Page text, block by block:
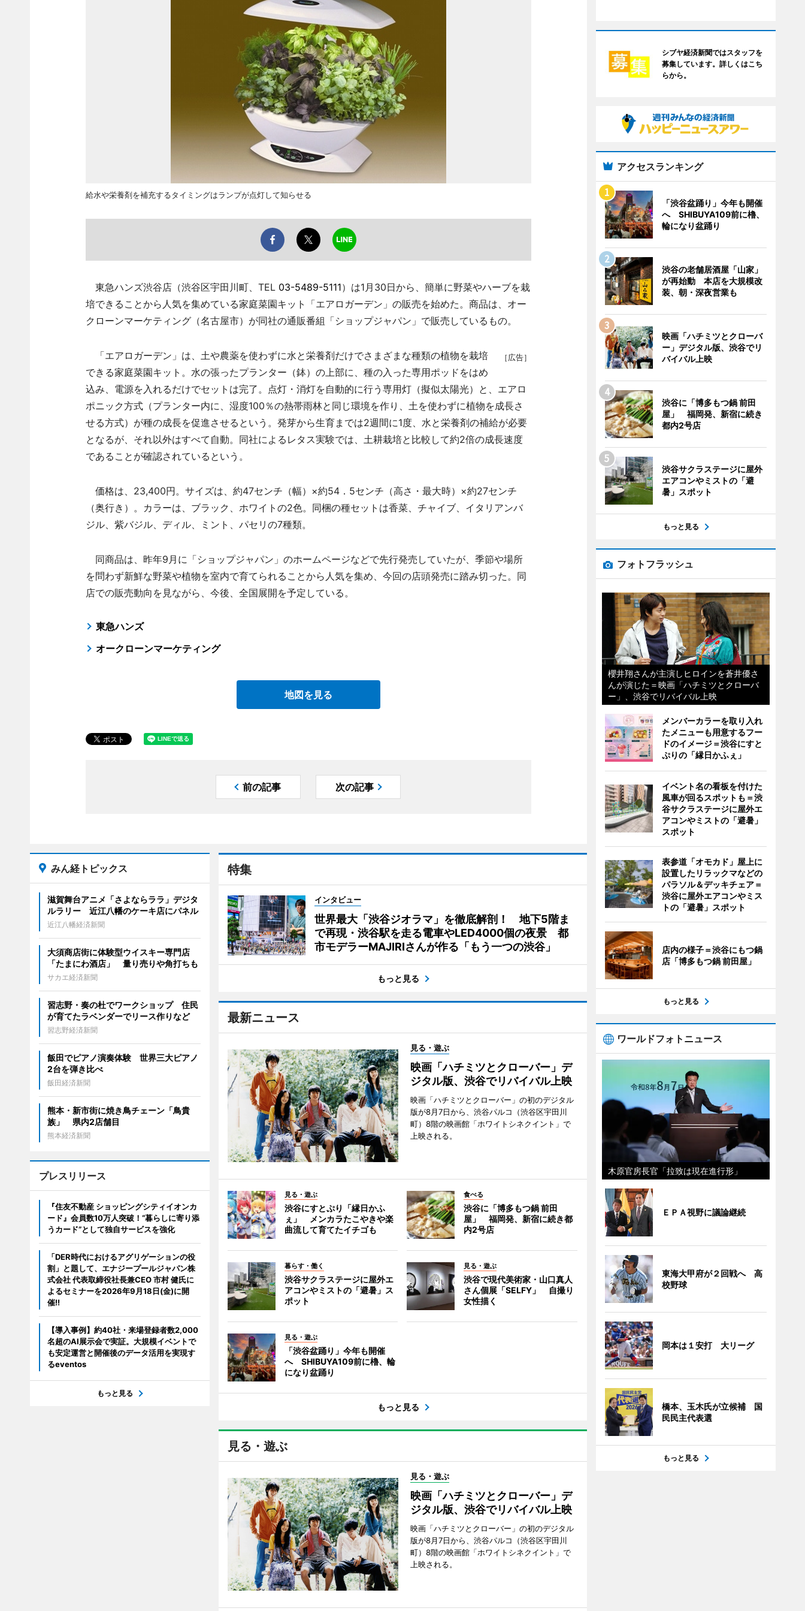
給水や栄養剤を補充するタイミングはランプが点灯して知らせる
東急ハンズ渋谷店（渋谷区宇田川町、TEL 03-5489-5111）は1月30日から、簡単に野菜やハーブを栽
培できることから人気を集めている家庭菜園キット「エアロガーデン」の販売を始めた。商品は、オー
クローンマーケティング（名古屋市）が同社の通販番組「ショップジャパン」で販売しているもの。
［広告］
「エアロガーデン」は、土や農薬を使わずに水と栄養剤だけでさまざまな種類の植物を栽培
できる家庭菜園キット。水の張ったプランター（鉢）の上部に、種の入った専用ポッドをはめ
込み、電源を入れるだけでセットは完了。点灯・消灯を自動的に行う専用灯（擬似太陽光）と、エアロ
ポニック方式（プランター内に、湿度100％の熱帯雨林と同じ環境を作り、土を使わずに植物を成長さ
せる方式）が種の成長を促進させるという。発芽から生育までは2週間に1度、水と栄養剤の補給が必要
となるが、それ以外はすべて自動。同社によるレタス実験では、土耕栽培と比較して約2倍の成長速度
であることが確認されているという。
価格は、23,400円。サイズは、約47センチ（幅）×約54．5センチ（高さ・最大時）×約27センチ
（奥行き）。カラーは、ブラック、ホワイトの2色。同梱の種セットは香菜、チャイブ、イタリアンバ
ジル、紫バジル、ディル、ミント、パセリの7種類。
同商品は、昨年9月に「ショップジャパン」のホームページなどで先行発売していたが、季節や場所
を問わず新鮮な野菜や植物を室内で育てられることから人気を集め、今回の店頭発売に踏み切った。同
店での販売動向を見ながら、今後、全国展開を予定している。
東急ハンズ
オークローンマーケティング
地図を見る
前の記事 次の記事
特集
インタビュー
世界最大「渋谷ジオラマ」を徹底解剖！ 地下5階ま
で再現・渋谷駅を走る電車やLED4000個の夜景 都
市モデラーMAJIRIさんが作る「もう一つの渋谷」
もっと見る
最新ニュース
見る・遊ぶ
映画「ハチミツとクローバー」デ
ジタル版、渋谷でリバイバル上映
映画「ハチミツとクローバー」の初のデジタル
版が8月7日から、渋谷パルコ（渋谷区宇田川
町）8階の映画館「ホワイトシネクイント」で
上映される。
見る・遊ぶ
渋谷にすとぷり「縁日かふ
ぇ」 メンカラたこやきや楽
曲流して育てたイチゴも
食べる
渋谷に「博多もつ鍋 前田
屋」 福岡発、新宿に続き都
内2号店
暮らす・働く
渋谷サクラステージに屋外エ
アコンやミストの「避暑」ス
ポット
見る・遊ぶ
渋谷で現代美術家・山口真人
さん個展「SELFY」 自撮り
女性描く
見る・遊ぶ
「渋谷盆踊り」今年も開催
へ SHIBUYA109前に櫓、輪
になり盆踊り
もっと見る
見る・遊ぶ
見る・遊ぶ
映画「ハチミツとクローバー」デ
ジタル版、渋谷でリバイバル上映
映画「ハチミツとクローバー」の初のデジタル
版が8月7日から、渋谷パルコ（渋谷区宇田川
町）8階の映画館「ホワイトシネクイント」で
上映される。
みん経トピックス
滋賀舞台アニメ「さよならララ」デジタ
ルラリー 近江八幡のケーキ店にパネル
近江八幡経済新聞
大須商店街に体験型ウイスキー専門店
「たまにわ酒店」 量り売りや角打ちも
サカエ経済新聞
習志野・奏の杜でワークショップ 住民
が育てたラベンダーでリース作りなど
習志野経済新聞
飯田でピアノ演奏体験 世界三大ピアノ
2台を弾き比べ
飯田経済新聞
熊本・新市街に焼き鳥チェーン「鳥貴
族」 県内2店舗目
熊本経済新聞
プレスリリース
『住友不動産 ショッピングシティイオンカ
ード』会員数10万人突破！“暮らしに寄り添
うカード”として独自サービスを強化
「DER時代におけるアグリゲーションの役
割」と題して、エナジープールジャパン株
式会社 代表取締役社長兼CEO 市村 健氏に
よるセミナーを2026年9月18日(金)に開
催!!
【導入事例】約40社・来場登録者数2,000
名超のAI展示会で実証。大規模イベントで
も安定運営と開催後のデータ活用を実現す
るeventos
もっと見る
シブヤ経済新聞ではスタッフを
募集しています。詳しくはこち
らから。
アクセスランキング
「渋谷盆踊り」今年も開催
へ SHIBUYA109前に櫓、
輪になり盆踊り
渋谷の老舗居酒屋「山家」
が再始動 本店を大規模改
装、朝・深夜営業も
映画「ハチミツとクローバ
ー」デジタル版、渋谷でリ
バイバル上映
渋谷に「博多もつ鍋 前田
屋」 福岡発、新宿に続き
都内2号店
渋谷サクラステージに屋外
エアコンやミストの「避
暑」スポット
もっと見る
フォトフラッシュ
櫻井翔さんが主演しヒロインを蒼井優さ
んが演じた＝映画「ハチミツとクローバ
ー」、渋谷でリバイバル上映
メンバーカラーを取り入れ
たメニューも用意するフー
ドのイメージ＝渋谷にすと
ぷりの「縁日かふぇ」
イベント名の看板を付けた
風車が回るスポットも＝渋
谷サクラステージに屋外エ
アコンやミストの「避暑」
スポット
表参道「オモカド」屋上に
設置したリラックマなどの
パラソル＆デッキチェア＝
渋谷に屋外エアコンやミス
トの「避暑」スポット
店内の様子＝渋谷にもつ鍋
店「博多もつ鍋 前田屋」
もっと見る
ワールドフォトニュース
木原官房長官「拉致は現在進行形」
ＥＰＡ視野に議論継続
東海大甲府が２回戦へ 高
校野球
岡本は１安打 大リーグ
橋本、玉木氏が立候補 国
民民主代表選
もっと見る